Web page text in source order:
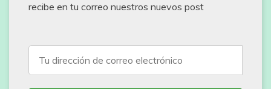
recibe en tu correo nuestros nuevos post